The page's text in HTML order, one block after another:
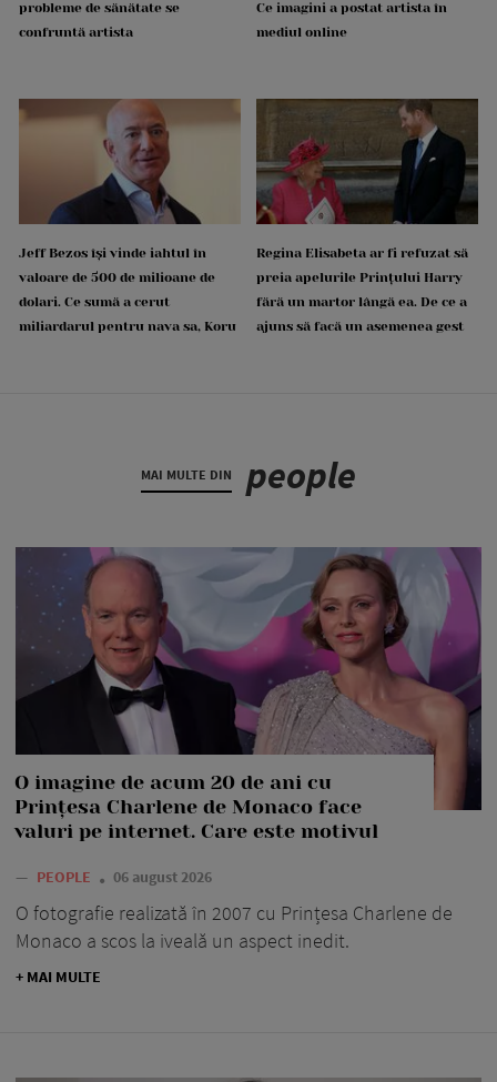
probleme de sănătate se
confruntă artista
Ce imagini a postat artista în
mediul online
Jeff Bezos își vinde iahtul în
valoare de 500 de milioane de
dolari. Ce sumă a cerut
miliardarul pentru nava sa, Koru
Regina Elisabeta ar fi refuzat să
preia apelurile Prințului Harry
fără un martor lângă ea. De ce a
ajuns să facă un asemenea gest
MAI MULTE DIN people
O imagine de acum 20 de ani cu
Prințesa Charlene de Monaco face
valuri pe internet. Care este motivul
— PEOPLE 06 august 2026
O fotografie realizată în 2007 cu Prințesa Charlene de
Monaco a scos la iveală un aspect inedit.
+ MAI MULTE